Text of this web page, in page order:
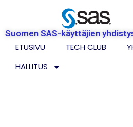
Suomen SAS-käyttäjien
ETUSIVU TECH CLUB
HALLITUS